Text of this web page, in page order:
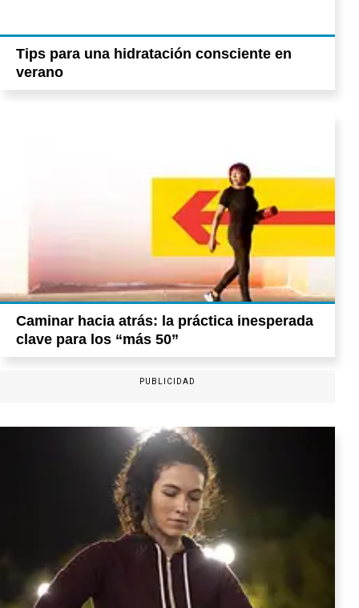
Tips para una hidratación consciente en
verano
Caminar hacia atrás: la práctica inesperada
clave para los “más 50”
PUBLICIDAD